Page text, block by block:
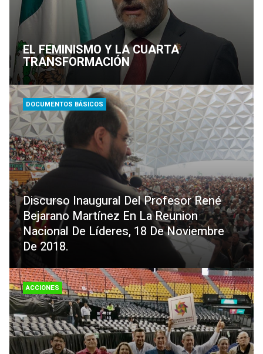
EL FEMINISMO Y LA CUARTA
TRANSFORMACIÓN
DOCUMENTOS BÁSICOS
Discurso Inaugural Del Profesor René
Bejarano Martínez En La Reunion
Nacional De Líderes, 18 De Noviembre
De 2018.
ACCIONES